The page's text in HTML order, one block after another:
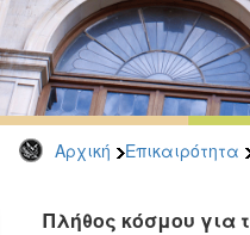
Αρχική Επικαιρότητα
Πλήθος κόσμου για